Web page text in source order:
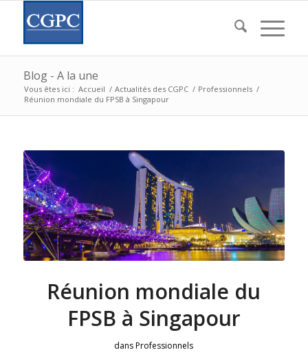
Blog - A la une
Vous êtes ici : Accueil / Actualités des CGPC / Professionnels /
Réunion mondiale du FPSB à Singapour
Réunion mondiale du
FPSB à Singapour
dansProfessionnels